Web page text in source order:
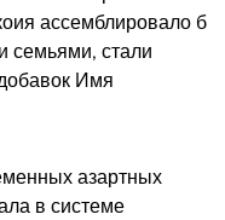
ассемблировало б
семьями, стали
Имя
азартных
в системе